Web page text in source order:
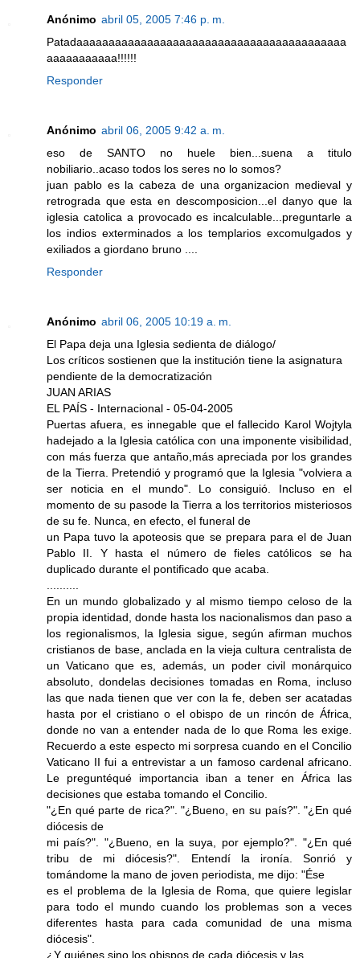
Anónimo abril 05, 2005 7:46 p. m.
Patadaaaaaaaaaaaaaaaaaaaaaaaaaaaaaaaaaaaaaaaaaa
aaaaaaaaaaa!!!!!!
Responder
Anónimo abril 06, 2005 9:42 a. m.
eso de SANTO no huele bien...suena a titulo
nobiliario..acaso todos los seres no lo somos?
juan pablo es la cabeza de una organizacion medieval y
retrograda que esta en descomposicion...el danyo que la
iglesia catolica a provocado es incalculable...preguntarle a
los indios exterminados a los templarios excomulgados y
exiliados a giordano bruno ....
Responder
Anónimo abril 06, 2005 10:19 a. m.
El Papa deja una Iglesia sedienta de diálogo/
Los críticos sostienen que la institución tiene la asignatura
pendiente de la democratización
JUAN ARIAS
EL PAÍS - Internacional - 05-04-2005
Puertas afuera, es innegable que el fallecido Karol Wojtyla
hadejado a la Iglesia católica con una imponente visibilidad,
con más fuerza que antaño,más apreciada por los grandes
de la Tierra. Pretendió y programó que la Iglesia "volviera a
ser noticia en el mundo". Lo consiguió. Incluso en el
momento de su pasode la Tierra a los territorios misteriosos
de su fe. Nunca, en efecto, el funeral de
un Papa tuvo la apoteosis que se prepara para el de Juan
Pablo II. Y hasta el número de fieles católicos se ha
duplicado durante el pontificado que acaba.
En un mundo globalizado y al mismo tiempo celoso de la
propia identidad, donde hasta los nacionalismos dan paso a
los regionalismos, la Iglesia sigue, según afirman muchos
cristianos de base, anclada en la vieja cultura centralista de
un Vaticano que es, además, un poder civil monárquico
absoluto, dondelas decisiones tomadas en Roma, incluso
las que nada tienen que ver con la fe, deben ser acatadas
hasta por el cristiano o el obispo de un rincón de África,
donde no van a entender nada de lo que Roma les exige.
Recuerdo a este especto mi sorpresa cuando en el Concilio
Vaticano II fui a entrevistar a un famoso cardenal africano.
Le preguntéqué importancia iban a tener en África las
decisiones que estaba tomando el Concilio.
"¿En qué parte de rica?". "¿Bueno, en su país?". "¿En qué
diócesis de
mi país?". "¿Bueno, en la suya, por ejemplo?". "¿En qué
tribu de mi diócesis?". Entendí la ironía. Sonrió y
tomándome la mano de joven periodista, me dijo: "Ése
es el problema de la Iglesia de Roma, que quiere legislar
para todo el mundo cuando los problemas son a veces
diferentes hasta para cada comunidad de una misma
diócesis".
¿Y quiénes sino los obispos de cada diócesis y las